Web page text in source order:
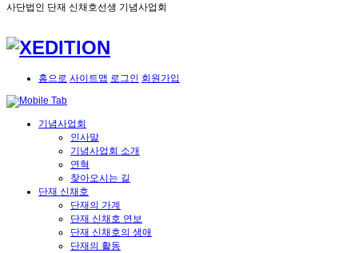
사단법인 단재 신채호선생 기념사업회
홈으로 사이트맵 로그인 회원가입
기념사업회
인사말
기념사업회 소개
연혁
찾아오시는 길
단재 신채호
단재의 가계
단재 신채호 연보
단재 신채호의 생애
단재의 활동